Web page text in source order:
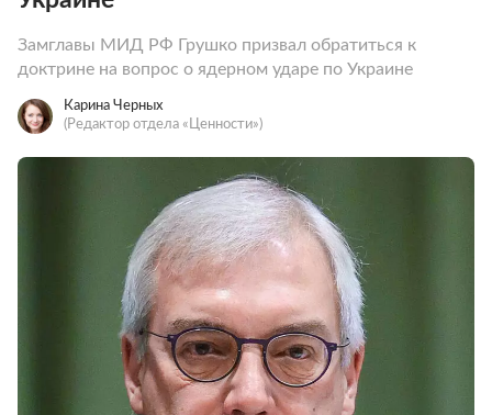
Замглавы МИД РФ Грушко призвал обратиться к
доктрине на вопрос о ядерном ударе по Украине
Карина Черных
(Редактор отдела «Ценности»)